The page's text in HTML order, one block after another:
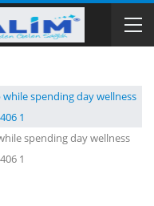
spending day wellness
1